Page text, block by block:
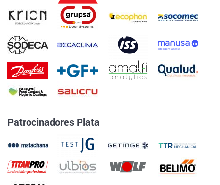
Patrocinadores Plata